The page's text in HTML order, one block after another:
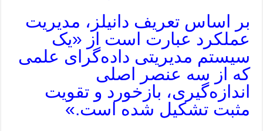
بر اساس تعریف دانیلز، مدیریت
عملکرد عبارت است از «یک
سیستم مدیریتی داده‌گرای علمی
که از سه عنصر اصلی
اندازه‌گیری، بازخورد و تقویت
مثبت تشکیل شده است.»